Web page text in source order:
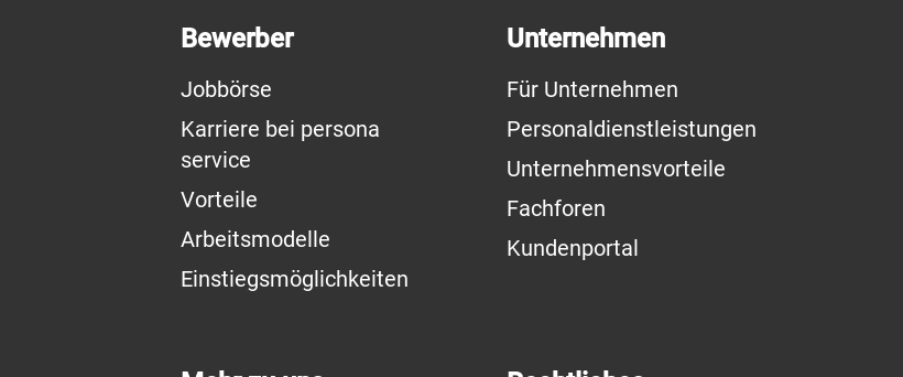
Bewerber
Jobbörse
Karriere bei persona
service
Vorteile
Arbeitsmodelle
Einstiegsmöglichkeiten
Unternehmen
Für Unternehmen
Personaldienstleistungen
Unternehmensvorteile
Fachforen
Kundenportal